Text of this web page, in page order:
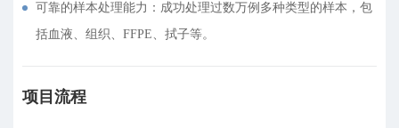
可靠的样本处理能力：成功处理过数万例多种类型的样本，包
括血液、组织、FFPE、拭子等。
项目流程